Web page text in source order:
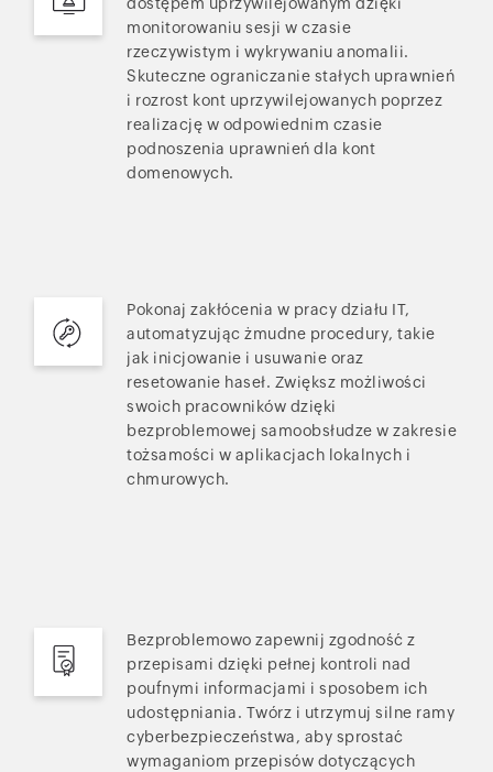
monitorowaniu sesji w czasie
rzeczywistym i wykrywaniu anomalii.
Skuteczne ograniczanie stałych uprawnień
i rozrost kont uprzywilejowanych poprzez
realizację w odpowiednim czasie
podnoszenia uprawnień dla kont
domenowych.
Pokonaj zakłócenia w pracy działu IT,
automatyzując żmudne procedury, takie
jak inicjowanie i usuwanie oraz
resetowanie haseł. Zwiększ możliwości
swoich pracowników dzięki
bezproblemowej samoobsłudze w zakresie
tożsamości w aplikacjach lokalnych i
chmurowych.
Bezproblemowo zapewnij zgodność z
przepisami dzięki pełnej kontroli nad
poufnymi informacjami i sposobem ich
udostępniania. Twórz i utrzymuj silne ramy
cyberbezpieczeństwa, aby sprostać
wymaganiom przepisów dotyczących